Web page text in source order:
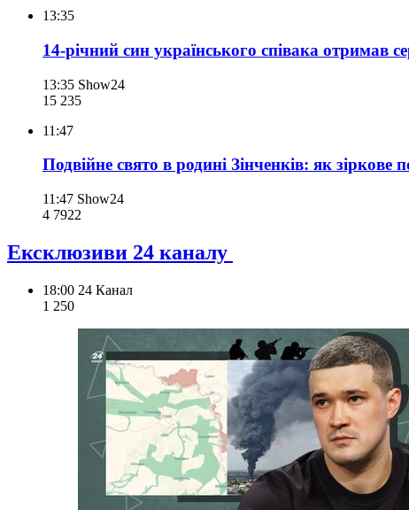
13:35
14-річний син українського співака отримав
13:35 Show24
15 235
11:47
Подвійне свято в родині Зінченків: як
11:47 Show24
4 7922
Ексклюзиви 24 каналу
18:00 24 Канал
1 250